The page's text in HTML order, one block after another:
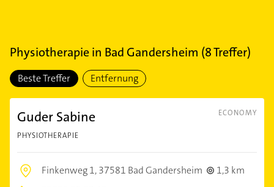
Physiotherapiein Bad Gandersheim (8Treffer)
Beste Treffer Entfernung
ECONOMY
Guder Sabine
PHYSIOTHERAPIE
Finkenweg 1,37581 Bad Gandersheim
1,3 km